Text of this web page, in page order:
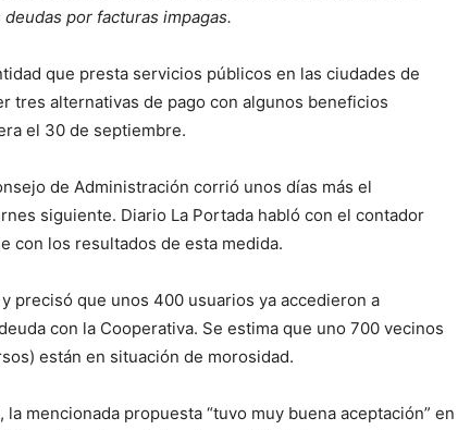
por facturas impagas.
que presta servicios públicos en las ciudades de
tres alternativas de pago con algunos beneficios
el 30 de septiembre.
de Administración corrió unos días más el
siguiente. Diario La Portada habló con el contador
con los resultados de esta medida.
precisó que unos 400 usuarios ya accedieron a
con la Cooperativa. Se estima que uno 700 vecinos
están en situación de morosidad.
mencionada propuesta “tuvo muy buena aceptación” en